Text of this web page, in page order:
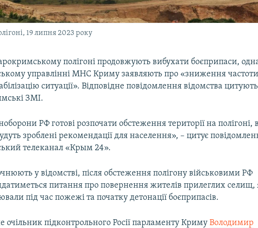
19 липня 2023 року
полігоні продовжують вибухати боєприпаси,
управлінні МНС Криму заявляють про «зниження
ситуації». Відповідне повідомлення відомства
ЗМІ.
РФ готові розпочати обстеження території на полігоні,
зроблені рекомендації для населення», – цитує
телеканал «Крым 24».
у відомстві, після обстеження полігону військовими РФ
питання про повернення жителів прилеглих селищ,
під час пожежі та початку детонації боєприпасів.
очільник підконтрольного Росії парламенту КримуВолодимир